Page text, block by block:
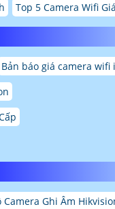
Top 5 Camera Wifi
Bản báo giá camera wifi
Camera Ghi Âm